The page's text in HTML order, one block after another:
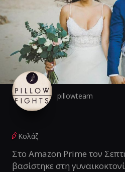
pillowteam
Κολάζ
Στο Amazon Prime τον
βασίστηκε στη